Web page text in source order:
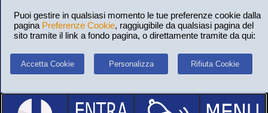
Puoi gestire in qualsiasi momento le tue preferenze cookie dalla
pagina Preferenze Cookie, raggiugibile da qualsiasi pagina del
sito tramite il link a fondo pagina, o direttamente tramite da qui:
Accetta Cookie Personalizza Rifiuta Cookie